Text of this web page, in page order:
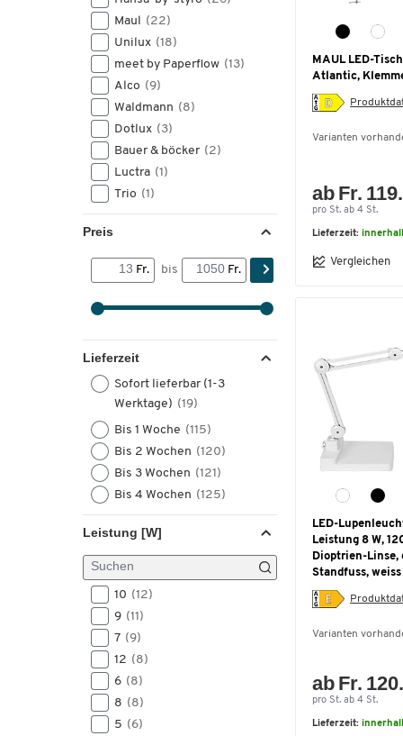
Maul (22)
Unilux (18)
meet by Paperflow (13)
Alco (9)
Waldmann (8)
Dotlux (3)
Bauer & böcker (2)
Luctra (1)
Trio (1)
Preis
Fr. bis Fr.
Lieferzeit
Sofort lieferbar (1-3
Werktage) (19)
Bis 1 Woche (115)
Bis 2 Wochen (120)
Bis 3 Wochen (121)
Bis 4 Wochen (125)
Leistung [W]
10 (12)
9 (11)
7 (9)
12 (8)
6 (8)
8 (8)
5 (6)
MAUL LED-
Atlantic,
Varianten
ab Fr.
pro St. ab 4 St.
Lieferzeit:
Vergleichen
LED-
Leistung 8 W,
Dioptrien-Linse,
Standfuss, weiss
Varianten
ab Fr.
pro St. ab 4 St.
Lieferzeit: